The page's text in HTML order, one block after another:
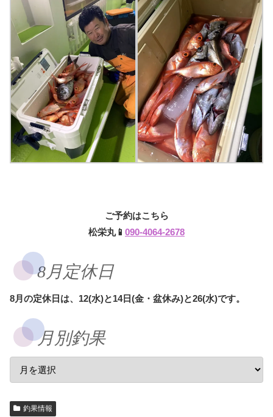
ご予約はこちら
松栄丸📱 090-4064-2678
8月定休日
8月の定休日は、12(水)と14日(金・盆休み)と26(水)です。
月別釣果
釣果情報